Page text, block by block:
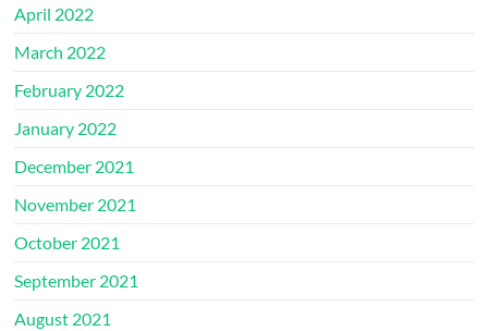
April 2022
March 2022
February 2022
January 2022
December 2021
November 2021
October 2021
September 2021
August 2021